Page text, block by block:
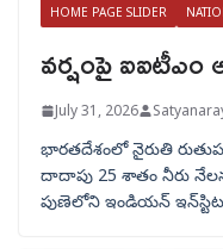
HOME PAGE SLIDER
వర్షంపై ఐఐటీఎం
July 31, 2026
భారతదేశంలో నైరుతి
దాదాపు 25 శాతం నీరు
పుణెలోని ఇండియన్